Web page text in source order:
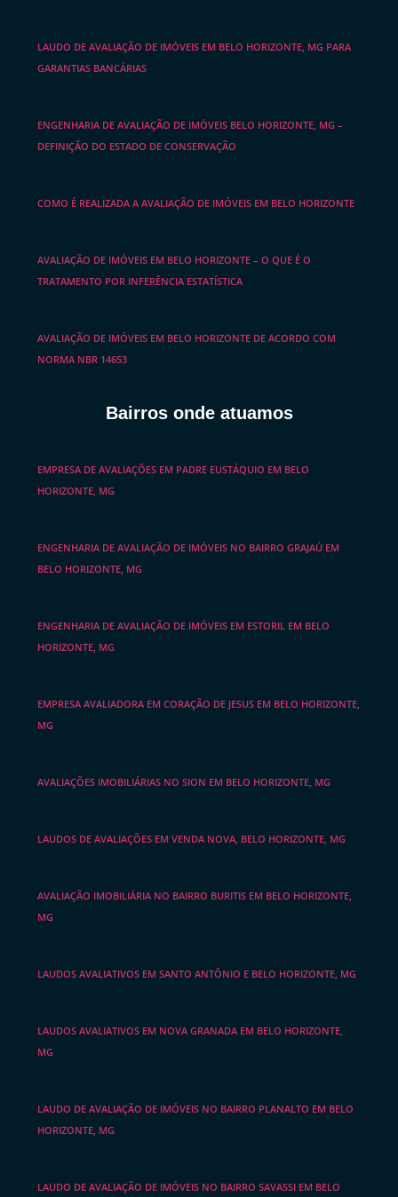
LAUDO DE AVALIAÇÃO DE IMÓVEIS EM BELO HORIZONTE, MG PARA
GARANTIAS BANCÁRIAS
ENGENHARIA DE AVALIAÇÃO DE IMÓVEIS BELO HORIZONTE, MG –
DEFINIÇÃO DO ESTADO DE CONSERVAÇÃO
COMO É REALIZADA A AVALIAÇÃO DE IMÓVEIS EM BELO HORIZONTE
AVALIAÇÃO DE IMÓVEIS EM BELO HORIZONTE – O QUE É O
TRATAMENTO POR INFERÊNCIA ESTATÍSTICA
AVALIAÇÃO DE IMÓVEIS EM BELO HORIZONTE DE ACORDO COM
NORMA NBR 14653
Bairros onde atuamos
EMPRESA DE AVALIAÇÕES EM PADRE EUSTÁQUIO EM BELO
HORIZONTE, MG
ENGENHARIA DE AVALIAÇÃO DE IMÓVEIS NO BAIRRO GRAJAÚ EM
BELO HORIZONTE, MG
ENGENHARIA DE AVALIAÇÃO DE IMÓVEIS EM ESTORIL EM BELO
HORIZONTE, MG
EMPRESA AVALIADORA EM CORAÇÃO DE JESUS EM BELO HORIZONTE,
MG
AVALIAÇÕES IMOBILIÁRIAS NO SION EM BELO HORIZONTE, MG
LAUDOS DE AVALIAÇÕES EM VENDA NOVA, BELO HORIZONTE, MG
AVALIAÇÃO IMOBILIÁRIA NO BAIRRO BURITIS EM BELO HORIZONTE,
MG
LAUDOS AVALIATIVOS EM SANTO ANTÔNIO E BELO HORIZONTE, MG
LAUDOS AVALIATIVOS EM NOVA GRANADA EM BELO HORIZONTE,
MG
LAUDO DE AVALIAÇÃO DE IMÓVEIS NO BAIRRO PLANALTO EM BELO
HORIZONTE, MG
LAUDO DE AVALIAÇÃO DE IMÓVEIS NO BAIRRO SAVASSI EM BELO